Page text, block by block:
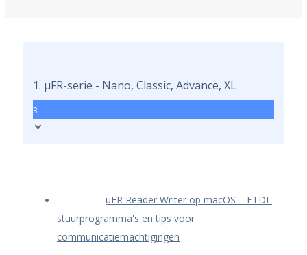
1. μFR-serie - Nano, Classic, Advance, XL
3
uFR Reader Writer op macOS – FTDI-
stuurprogramma's en tips voor
communicatiemachtigingen